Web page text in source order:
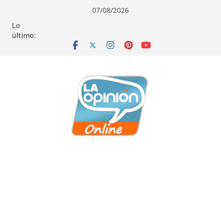
contenido
navegación
contenido
07/08/2026
Lo
último: